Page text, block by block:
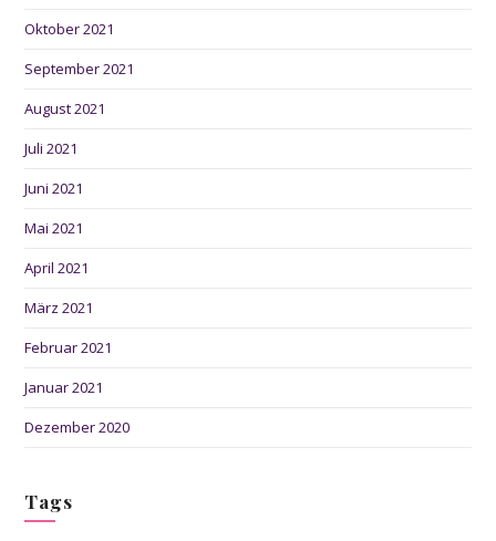
Oktober 2021
September 2021
August 2021
Juli 2021
Juni 2021
Mai 2021
April 2021
März 2021
Februar 2021
Januar 2021
Dezember 2020
Tags